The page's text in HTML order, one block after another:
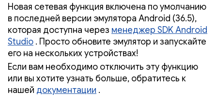
Новая сетевая функция включена по умолчанию
в последней версии эмулятора Android (36.5),
которая доступна через менеджер SDK Android
Studio . Просто обновите эмулятор и запускайте
его на нескольких устройствах!
Если вам необходимо отключить эту функцию
или вы хотите узнать больше, обратитесь к
нашей документации .